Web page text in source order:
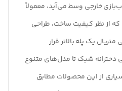
خارجی وسط می‌آید، معمولاً
از نظر کیفیت ساخت، طراحی
یک پله بالاتر قرار
دخترانه شیک تا مدل‌های متنوع
از این محصولات مطابق